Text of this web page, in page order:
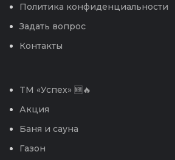
Политика конфиденциальности
Задать вопрос
Контакты
TM «Успех» 🆕🔥
Акция
Баня и сауна
Газон